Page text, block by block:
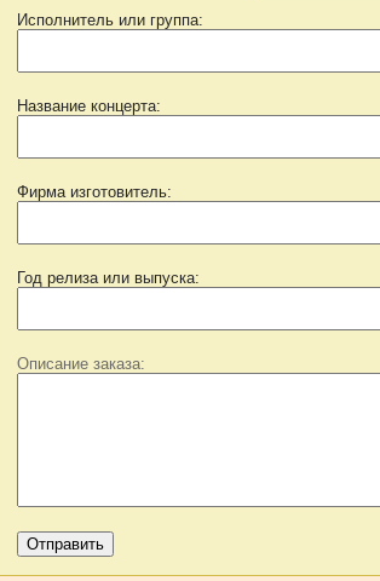
Исполнитель или группа:
Название концерта:
Фирма изготовитель:
Год релиза или выпуска:
Описание заказа: